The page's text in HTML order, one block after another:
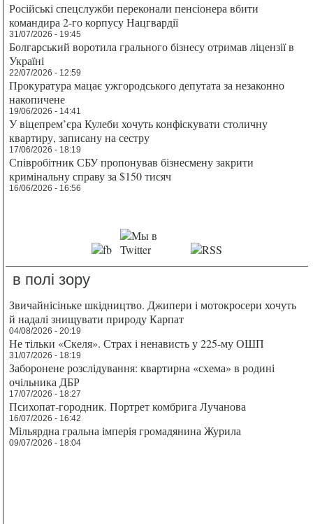
Російські спецслужби переконали пенсіонера вбити
командира 2-го корпусу Нацгвардії
31/07/2026 - 19:45
Болгарський воротила грального бізнесу отримав ліцензії в
Україні
22/07/2026 - 12:59
Прокуратура мацає ужгородського депутата за незаконно
накопичене
19/06/2026 - 14:41
У віцепрем’єра Кулеби хочуть конфіскувати столичну
квартиру, записану на сестру
17/06/2026 - 18:19
Співробітник СБУ пропонував бізнесмену закрити
кримінальну справу за $150 тисяч
16/06/2026 - 16:56
в полі зору
Звичайнісіньке шкідництво. Джипери і мотокросери хочуть
й надалі знищувати природу Карпат
04/08/2026 - 20:19
Не тільки «Скеля». Страх і ненависть у 225-му ОШП
31/07/2026 - 18:19
Заборонене розслідування: квартирна «схема» в родині
очільника ДБР
17/07/2026 - 18:27
Психопат-городник. Портрет комбрига Лучанова
16/07/2026 - 16:42
Мільярдна гральна імперія громадянина Журила
09/07/2026 - 18:04